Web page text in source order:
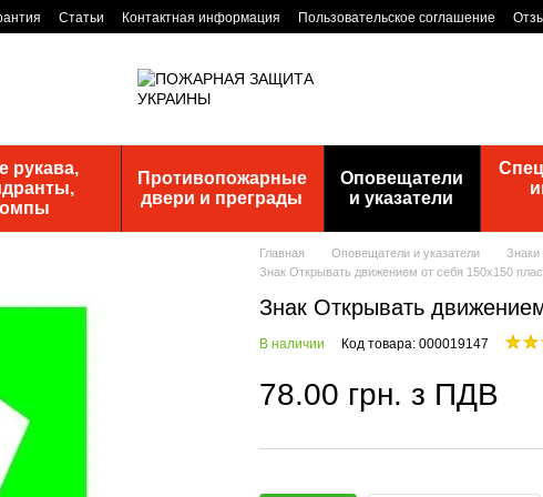
Статьи Контактная информация Пользовательское соглашение
рукава,
Противопожарные
двери и преграды
Оповещатели
и указатели
Главная Оповещатели и указатели
Знаки
Знак Открывать движением от себя 150х150
Знак Открывать
В наличии Код товара: 000019147
78.00 грн. з ПДВ